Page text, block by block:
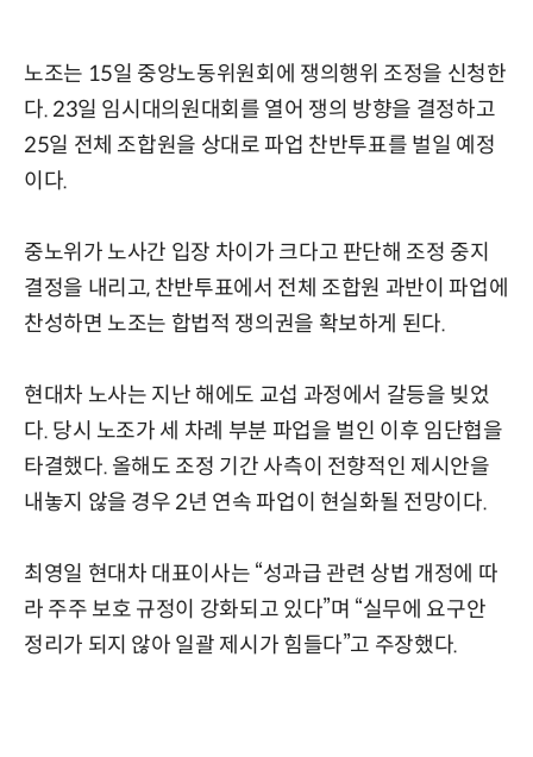
노조는 15일 중앙노동위원회에 쟁의행위 조정을 신청한
다. 23일 임시대의원대회를 열어 쟁의 방향을 결정하고
25일 전체 조합원을 상대로 파업 찬반투표를 벌일 예정
이다.
중노위가 노사간 입장 차이가 크다고 판단해 조정 중지
결정을 내리고, 찬반투표에서 전체 조합원 과반이 파업에
찬성하면 노조는 합법적 쟁의권을 확보하게 된다.
현대차 노사는 지난 해에도 교섭 과정에서 갈등을 빚었
다. 당시 노조가 세 차례 부분 파업을 벌인 이후 임단협을
타결했다. 올해도 조정 기간 사측이 전향적인 제시안을
내놓지 않을 경우 2년 연속 파업이 현실화될 전망이다.
최영일 현대차 대표이사는 “성과급 관련 상법 개정에 따
라 주주 보호 규정이 강화되고 있다”며 “실무에 요구안
정리가 되지 않아 일괄 제시가 힘들다”고 주장했다.